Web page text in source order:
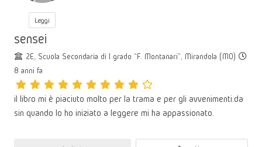
Leggi
sensei
2E, Scuola Secondaria di I grado "F. Montanari", Mirandola (MO)
8 anni fa
il libro mi è piaciuto molto per la trama e per gli avvenimenti.da
sin quando lo ho iniziato a leggere mi ha appassionato.